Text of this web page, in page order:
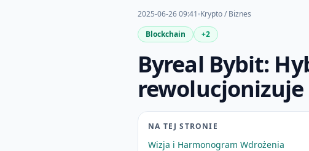
2025-06-26 09:41 Krypto / Biznes
Blockchain
+2
Byreal Bybit:
rewolucjonizuje
NA TEJ STRONIE
Wizja i Harmonogram Wdrożenia